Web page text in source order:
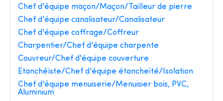
Chef d'équipe maçon/Maçon/Tailleur de pierre
Chef d'équipe canalisateur/Canalisateur
Chef d'équipe coffrage/Coffreur
Charpentier/Chef d'équipe charpente
Couvreur/Chef d'équipe couverture
Etanchéïste/Chef d'équipe étancheïté/Isolation
Chef d'équipe menuiserie/Menuisier bois, PVC,
Aluminium